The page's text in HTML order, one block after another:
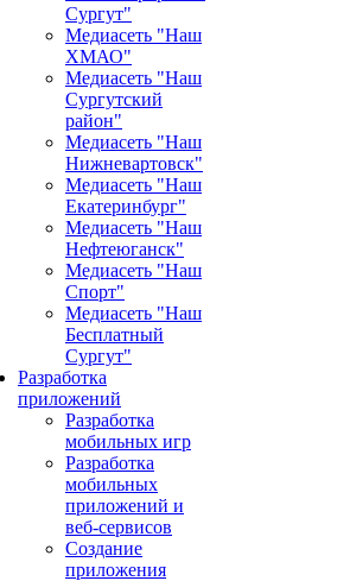
Сургут"
Медиасеть "Наш
ХМАО"
Медиасеть "Наш
Сургутский
район"
Медиасеть "Наш
Нижневартовск"
Медиасеть "Наш
Екатеринбург"
Медиасеть "Наш
Нефтеюганск"
Медиасеть "Наш
Спорт"
Медиасеть "Наш
Бесплатный
Сургут"
Разработка
приложений
Разработка
мобильных игр
Разработка
мобильных
приложений и
веб-сервисов
Создание
приложения